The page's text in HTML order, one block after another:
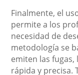
Finalmente, el
permite a los
necesidad de
metodología se
emiten las
rápida y precisa.